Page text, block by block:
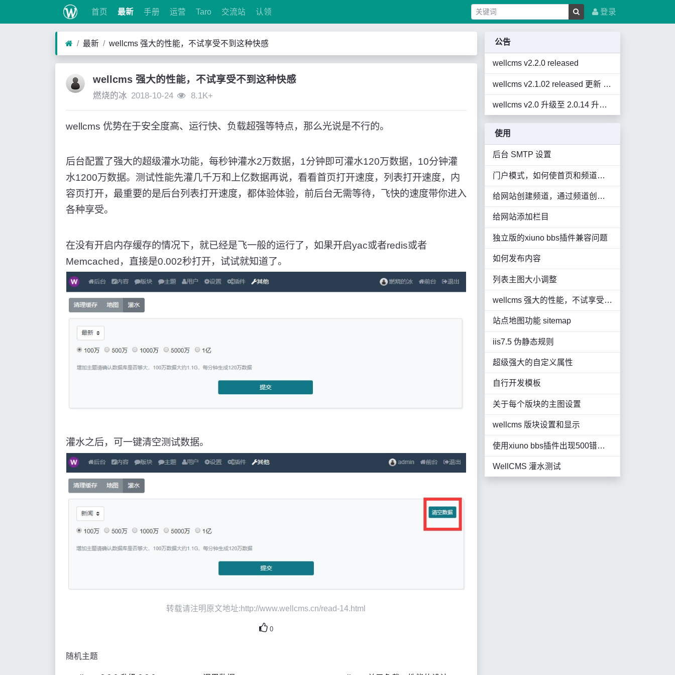
首页 最新 手册 运营 Taro 交流站 认领 登录
最新 wellcms 强大的性能，不试享受不到这种快感
wellcms 强大的性能，不试享受不到这种快感
燃烧的冰 2018-10-24 8.1K+
wellcms 优势在于安全度高、运行快、负载超强等特点，那么光说是不行的。
后台配置了强大的超级灌水功能，每秒钟灌水2万数据，1分钟即可灌水120万数据，10分钟灌
水1200万数据。测试性能先灌几千万和上亿数据再说，看看首页打开速度，列表打开速度，内
容页打开，最重要的是后台列表打开速度，都体验体验，前后台无需等待，飞快的速度带你进入
各种享受。
在没有开启内存缓存的情况下，就已经是飞一般的运行了，如果开启yac或者redis或者
Memcached，直接是0.002秒打开，试试就知道了。
灌水之后，可一键清空测试数据。
转载请注明原文地址:http://www.wellcms.cn/read-14.html
0
随机主题
公告
wellcms v2.2.0 released
wellcms v2.1.02 released 更新 2021.10.16 暂未推送，自行覆盖
wellcms v2.0 升级至 2.0.14 升级 UI Oriental Lion 东方狮子
使用
后台 SMTP 设置
门户模式，如何使首页和频道显示内容
给网站创建频道，通过频道创建各种内容丰富的页面
给网站添加栏目
独立版的xiuno bbs插件兼容问题
如何发布内容
列表主图大小调整
wellcms 强大的性能，不试享受不到这种快感
站点地图功能 sitemap
iis7.5 伪静态规则
超级强大的自定义属性
自行开发模板
关于每个版块的主图设置
wellcms 版块设置和显示
使用xiuno bbs插件出现500错误或白屏
WellCMS 灌水测试